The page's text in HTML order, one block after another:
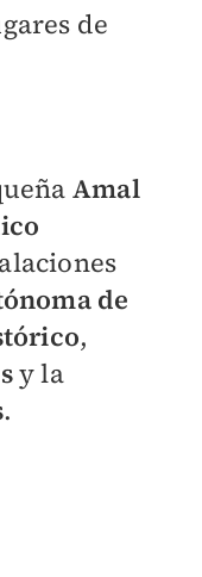
de
Amal
de
,
y la
.